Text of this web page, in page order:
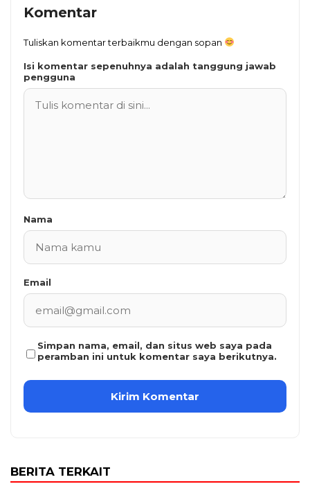
Komentar
Tuliskan komentar terbaikmu dengan sopan
Isi komentar sepenuhnya adalah tanggung jawab
pengguna
Nama
Email
Simpan nama, email, dan situs web saya pada
peramban ini untuk komentar saya berikutnya.
BERITA TERKAIT